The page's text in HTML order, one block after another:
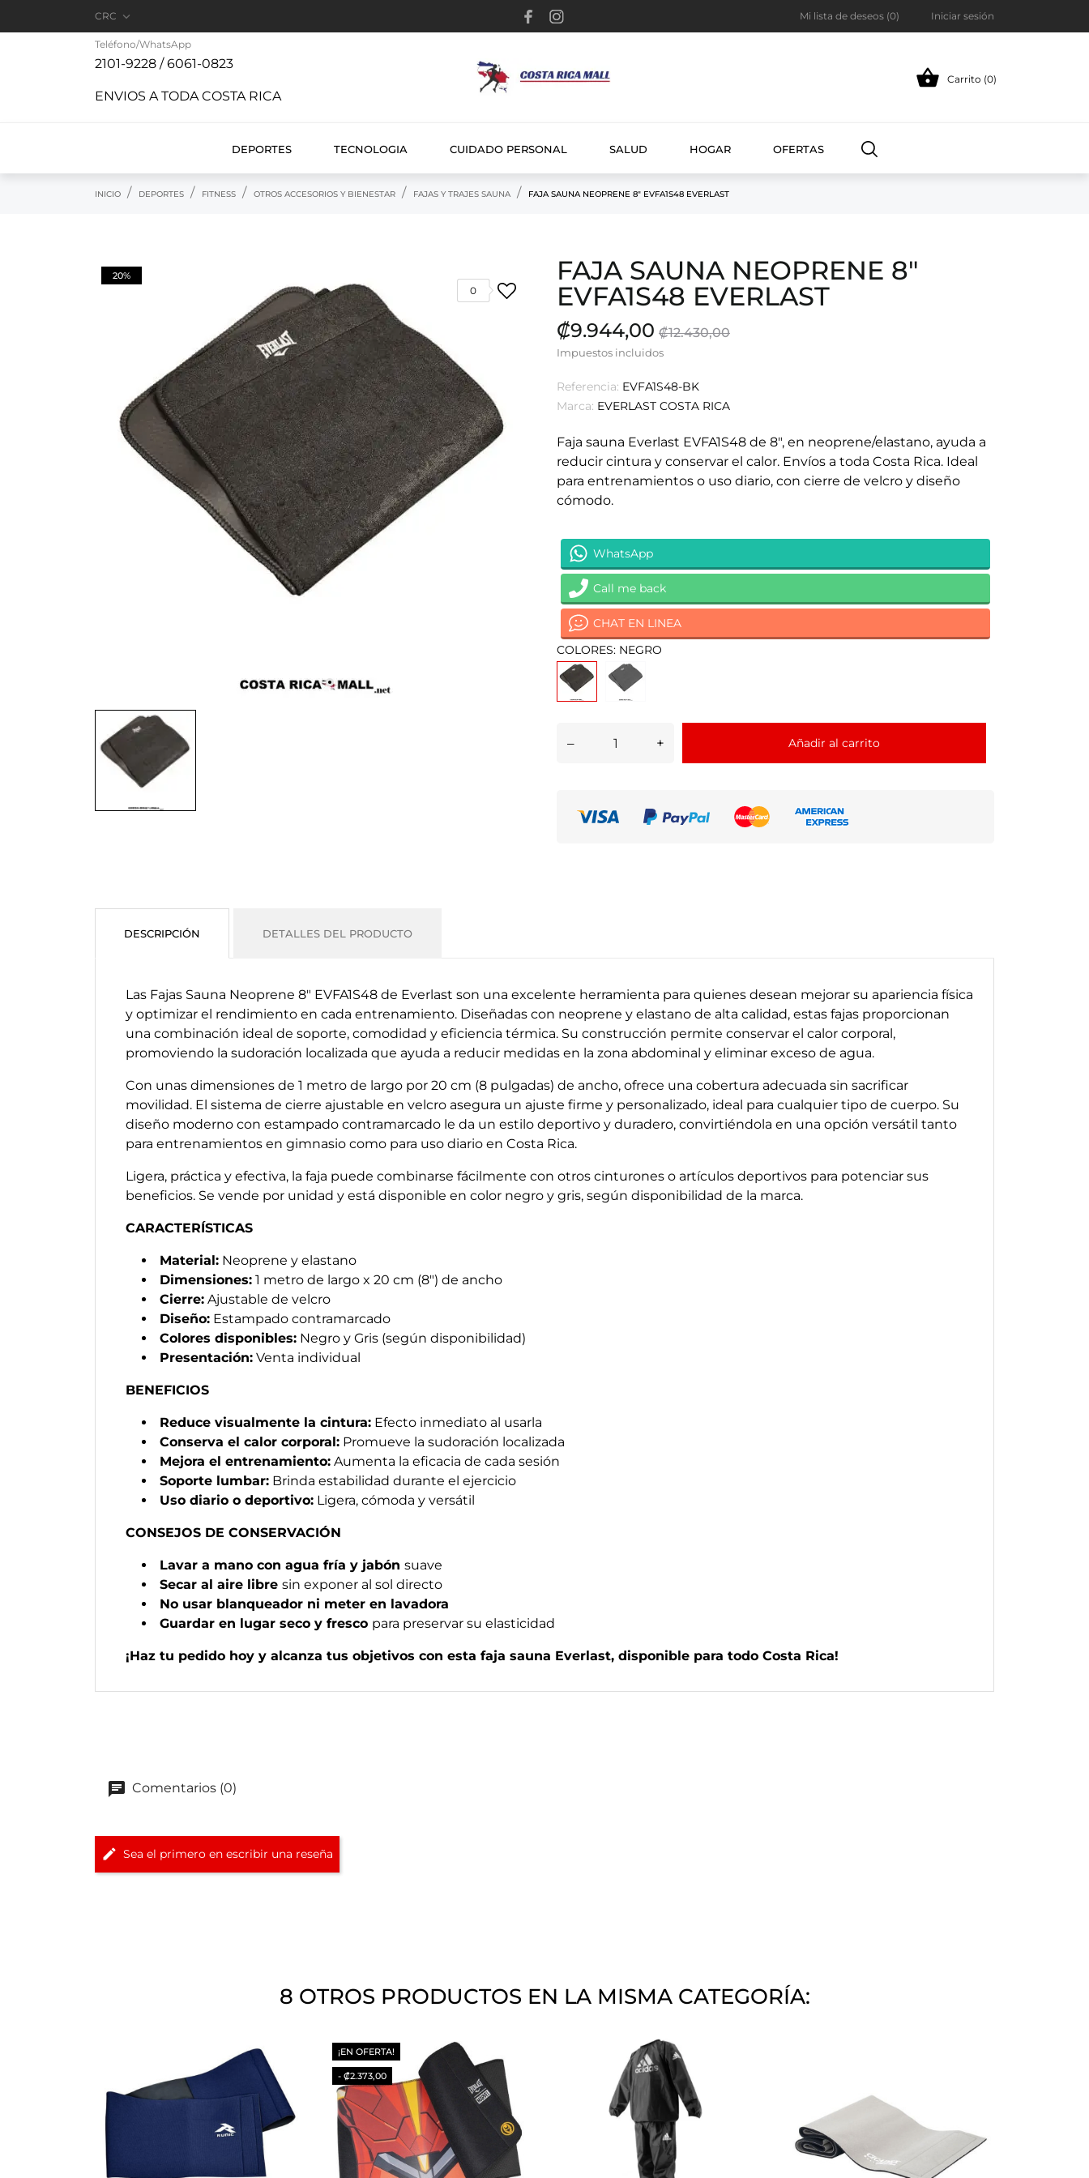
CRC  Mi lista de deseos (0) Iniciar sesión
Teléfono/WhatsApp
2101-9228 / 6061-0823
ENVIOS A TODA COSTA RICA
 Carrito (0)
DEPORTES TECNOLOGIA CUIDADO PERSONAL SALUD HOGAR OFERTAS
INICIO DEPORTES FITNESS OTROS ACCESORIOS Y BIENESTAR FAJAS Y TRAJES SAUNA FAJA SAUNA NEOPRENE 8" EVFA1S48 EVERLAST
20%
0
FAJA SAUNA NEOPRENE 8"
EVFA1S48 EVERLAST
₡9.944,00 ₡12.430,00
Impuestos incluidos
Referencia: EVFA1S48-BK
Marca: EVERLAST COSTA RICA
Faja sauna Everlast EVFA1S48 de 8", en neoprene/elastano, ayuda a
reducir cintura y conservar el calor. Envíos a toda Costa Rica. Ideal
para entrenamientos o uso diario, con cierre de velcro y diseño
cómodo.
WhatsApp
Call me back
CHAT EN LINEA
COLORES: NEGRO
– + Añadir al carrito
DESCRIPCIÓN DETALLES DEL PRODUCTO
Las Fajas Sauna Neoprene 8" EVFA1S48 de Everlast son una excelente herramienta para quienes desean mejorar su apariencia física
y optimizar el rendimiento en cada entrenamiento. Diseñadas con neoprene y elastano de alta calidad, estas fajas proporcionan
una combinación ideal de soporte, comodidad y eficiencia térmica. Su construcción permite conservar el calor corporal,
promoviendo la sudoración localizada que ayuda a reducir medidas en la zona abdominal y eliminar exceso de agua.
Con unas dimensiones de 1 metro de largo por 20 cm (8 pulgadas) de ancho, ofrece una cobertura adecuada sin sacrificar
movilidad. El sistema de cierre ajustable en velcro asegura un ajuste firme y personalizado, ideal para cualquier tipo de cuerpo. Su
diseño moderno con estampado contramarcado le da un estilo deportivo y duradero, convirtiéndola en una opción versátil tanto
para entrenamientos en gimnasio como para uso diario en Costa Rica.
Ligera, práctica y efectiva, la faja puede combinarse fácilmente con otros cinturones o artículos deportivos para potenciar sus
beneficios. Se vende por unidad y está disponible en color negro y gris, según disponibilidad de la marca.
CARACTERÍSTICAS
Material: Neoprene y elastano
Dimensiones: 1 metro de largo x 20 cm (8") de ancho
Cierre: Ajustable de velcro
Diseño: Estampado contramarcado
Colores disponibles: Negro y Gris (según disponibilidad)
Presentación: Venta individual
BENEFICIOS
Reduce visualmente la cintura: Efecto inmediato al usarla
Conserva el calor corporal: Promueve la sudoración localizada
Mejora el entrenamiento: Aumenta la eficacia de cada sesión
Soporte lumbar: Brinda estabilidad durante el ejercicio
Uso diario o deportivo: Ligera, cómoda y versátil
CONSEJOS DE CONSERVACIÓN
Lavar a mano con agua fría y jabón suave
Secar al aire libre sin exponer al sol directo
No usar blanqueador ni meter en lavadora
Guardar en lugar seco y fresco para preservar su elasticidad
¡Haz tu pedido hoy y alcanza tus objetivos con esta faja sauna Everlast, disponible para todo Costa Rica!
Comentarios (0)
Sea el primero en escribir una reseña
8 OTROS PRODUCTOS EN LA MISMA CATEGORÍA:
¡EN OFERTA!
- ₡2.373,00